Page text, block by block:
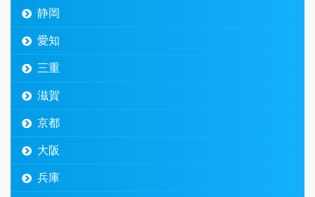
静岡
愛知
三重
滋賀
京都
大阪
兵庫